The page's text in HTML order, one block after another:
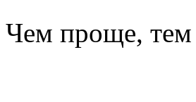
Чем проще,